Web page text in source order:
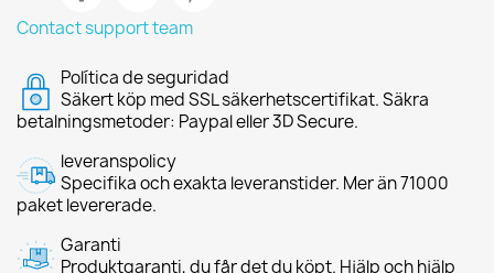
Contact support team
Política de seguridad
Säkert köp med SSL säkerhetscertifikat. Säkra
betalningsmetoder: Paypal eller 3D Secure.
leveranspolicy
Specifika och exakta leveranstider. Mer än 71000
paket levererade.
Garanti
Produktgaranti, du får det du köpt. Hjälp och hjälp